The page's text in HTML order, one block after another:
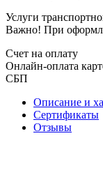
Услуги
Важно! При
Счет на оплату
Онлайн-оплата
СБП
Описание и
Сертификаты
Отзывы